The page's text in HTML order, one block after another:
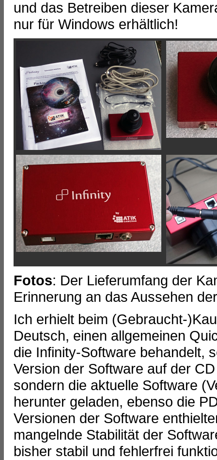
und das Betreiben dieser
nur für Windows erhältlich!
Fotos: Der Lieferumfang der
Erinnerung an das Aussehen
Ich erhielt beim (Gebraucht-
Deutsch, einen allgemeinen
die Infinity-Software behandelt,
Version der Software auf der
sondern die aktuelle Software
herunter geladen, ebenso die
Versionen der Software
mangelnde Stabilität der
bisher stabil und fehlerfrei